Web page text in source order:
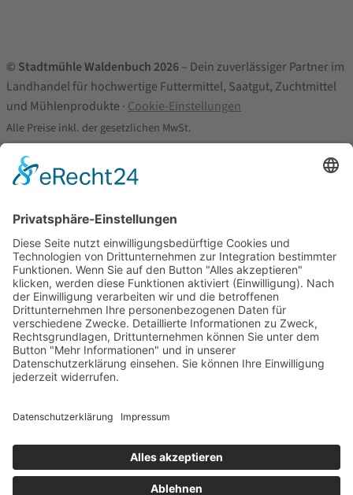
© Stadtmühle Waldenbuch 2026– Dein zuverlässiger Partner im
Landhandel für hochwertige Futtermittel, Saatgut, Zuchtmittel
und Mühlenprodukte · Cookie-Einstellungen
Alle Preise inkl. der gesetzlichen MwSt.
Die durchgestrichenen Preise entsprechen dem bisherigen Preis in
diesem Online-Shop.